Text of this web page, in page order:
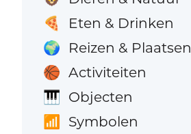
🍕 Eten & Drinken
🌍 Reizen & Plaatsen
🏀 Activiteiten
🎹 Objecten
📶 Symbolen